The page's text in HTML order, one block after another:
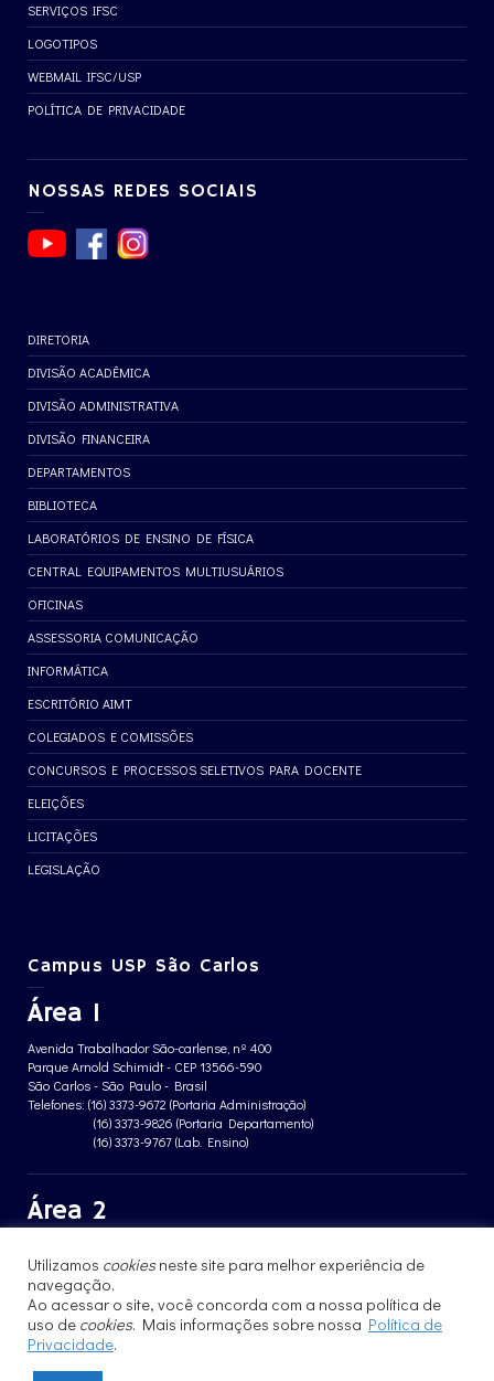
SERVIÇOS IFSC
LOGOTIPOS
WEBMAIL IFSC/USP
POLÍTICA DE PRIVACIDADE
NOSSAS REDES SOCIAIS
DIRETORIA
DIVISÃO ACADÊMICA
DIVISÃO ADMINISTRATIVA
DIVISÃO FINANCEIRA
DEPARTAMENTOS
BIBLIOTECA
LABORATÓRIOS DE ENSINO DE FÍSICA
CENTRAL EQUIPAMENTOS MULTIUSUÁRIOS
OFICINAS
ASSESSORIA COMUNICAÇÃO
INFORMÁTICA
ESCRITÓRIO AIMT
COLEGIADOS E COMISSÕES
CONCURSOS E PROCESSOS SELETIVOS PARA DOCENTE
ELEIÇÕES
LICITAÇÕES
LEGISLAÇÃO
Campus USP São Carlos
Área 1
Avenida Trabalhador São-carlense, nº 400
Parque Arnold Schimidt - CEP 13566-590
São Carlos - São Paulo - Brasil
Telefones: (16) 3373-9672 (Portaria Administração)
(16) 3373-9826 (Portaria Departamento)
(16) 3373-9767 (Lab. Ensino)
Área 2
Jardim Santa Angelina - CEP 13563-120
São Carlos - São Paulo - Brasil
Telefone: (16) 3373-8068 (Portaria prédio CFBio)
(16) 3364-8070 (Portaria prédio poloTErRA)
Utilizamos cookiesneste site para melhor experiência de
navegação.
Ao acessar o site, você concorda com a nossa política de
uso de cookies. Mais informações sobre nossa Política de
Privacidade.